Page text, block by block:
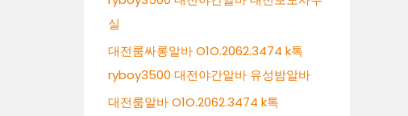
실
대전룸싸롱알바 O1O.2062.3474 k톡
ryboy3500 대전야간알바 유성밤알바
대전룸알바 O1O.2062.3474 k톡